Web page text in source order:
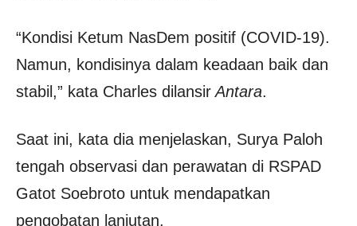
“Kondisi Ketum NasDem positif (COVID-19).
Namun, kondisinya dalam keadaan baik dan
stabil,” kata Charles dilansirAntara.
Saat ini, kata dia menjelaskan, Surya Paloh
tengah observasi dan perawatan di RSPAD
Gatot Soebroto untuk mendapatkan
pengobatan lanjutan.